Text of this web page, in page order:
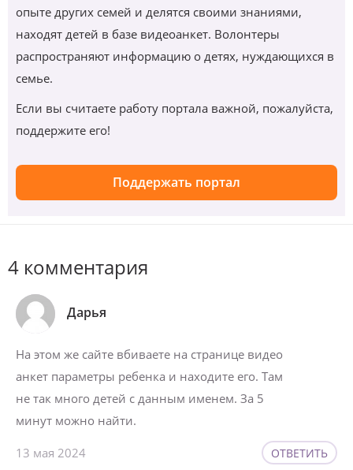
опыте других семей и делятся своими знаниями,
находят детей в базе видеоанкет. Волонтеры
распространяют информацию о детях, нуждающихся в
семье.
Если вы считаете работу портала важной, пожалуйста,
поддержите его!
Поддержать портал
4 комментария
Дарья
На этом же сайте вбиваете на странице видео
анкет параметры ребенка и находите его. Там
не так много детей с данным именем. За 5
минут можно найти.
13 мая 2024 ОТВЕТИТЬ